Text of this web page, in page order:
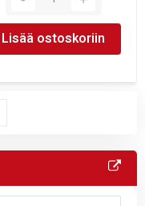
Lisää ostoskoriin
reading page